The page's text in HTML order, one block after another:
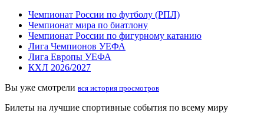
Чемпионат России по футболу (РПЛ)
Чемпионат мира по биатлону
Чемпионат России по фигурному катанию
Лига Чемпионов УЕФА
Лига Европы УЕФА
КХЛ 2026/2027
Вы уже смотрели вся история просмотров
Билеты на лучшие спортивные события по всему миру